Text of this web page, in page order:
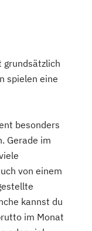
grundsätzlich
spielen eine
besonders
Gerade im
von einem
kannst du
im Monat